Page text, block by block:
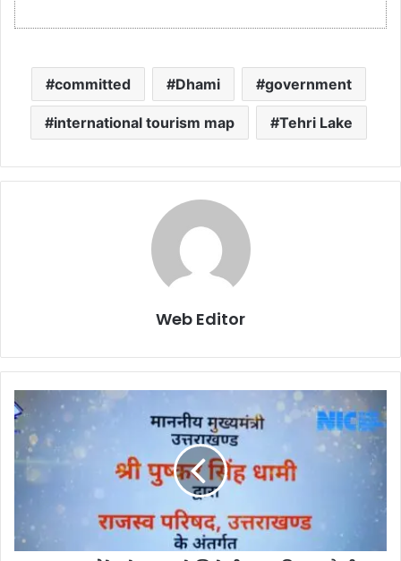
committed Dhami government
international tourism map Tehri Lake
Web Editor